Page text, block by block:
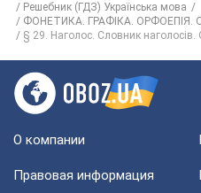
Решебник (ГДЗ) Українська мова
ФОНЕТИКА. ГРАФІКА. ОРФОЕПІЯ.
§ 29. Наголос. Словник
О компании
Правовая информация